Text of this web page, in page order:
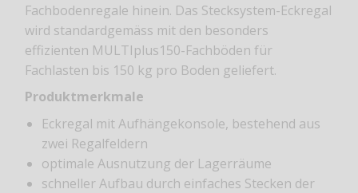
Fachbodenregale hinein. Das Stecksystem-Eckregal
wird standardgemäss mit den besonders
effizienten MULTIplus150-Fachböden für
Fachlasten bis 150 kg pro Boden geliefert.
Produktmerkmale
Eckregal mit Aufhängekonsole, bestehend aus
zwei Regalfeldern
optimale Ausnutzung der Lagerräume
schneller Aufbau durch einfaches Stecken der